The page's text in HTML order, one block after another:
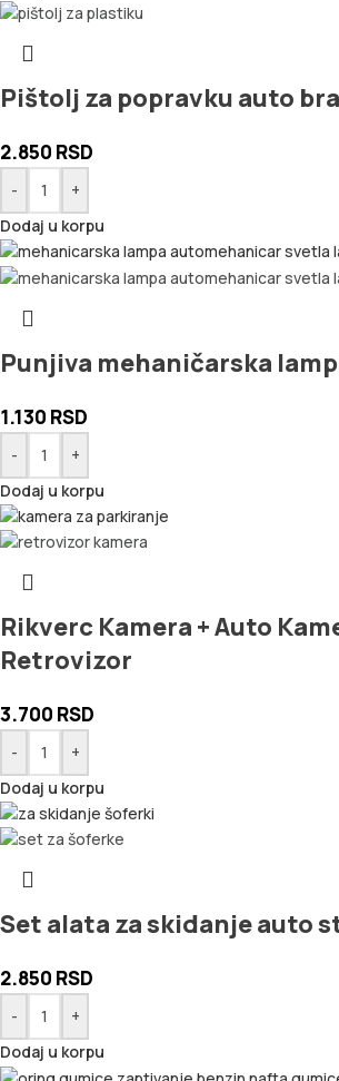
Pištolj za popravku auto
2.850 RSD
-
+
Dodaj u korpu
Punjiva mehaničarska
1.130 RSD
-
+
Dodaj u korpu
Rikverc Kamera + Auto
Retrovizor
3.700 RSD
-
+
Dodaj u korpu
Set alata za skidanje auto
2.850 RSD
-
+
Dodaj u korpu